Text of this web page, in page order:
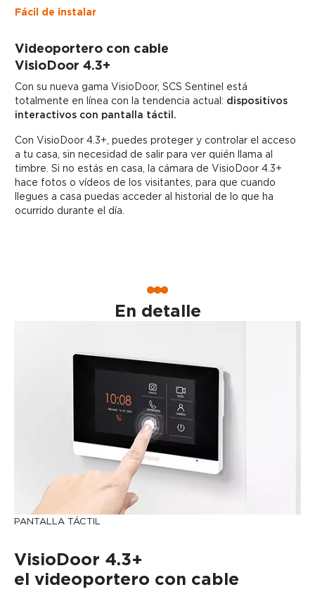
Fácil de instalar
Videoportero con cable
VisioDoor 4.3+
Con su nueva gama VisioDoor, SCS Sentinel está
totalmente en línea con la tendencia actual: dispositivos
interactivos con pantalla táctil.
Con VisioDoor 4.3+, puedes proteger y controlar el acceso
a tu casa, sin necesidad de salir para ver quién llama al
timbre. Si no estás en casa, la cámara de VisioDoor 4.3+
hace fotos o vídeos de los visitantes, para que cuando
llegues a casa puedas acceder al historial de lo que ha
ocurrido durante el día.
En detalle
PANTALLA TÁCTIL
VisioDoor 4.3+
el videoportero con cable